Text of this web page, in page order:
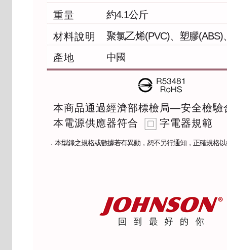
重量
材料說明
產地
約4.1公斤
聚氯乙烯(PVC)、塑膠(ABS)
中國
本商品通過經濟部標檢局—安全檢驗
本電源供應器符合 字電器規範
．本型錄之規格或數據若有異動，恕不另行通知，正確規格